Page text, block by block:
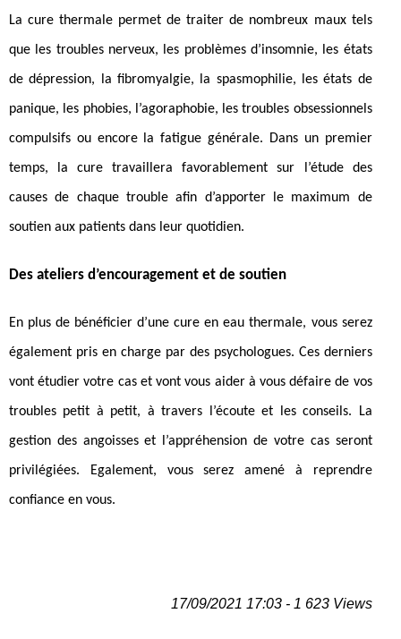
La cure thermale permet de traiter de nombreux maux tels
que les troubles nerveux, les problèmes d’insomnie, les états
de dépression, la fibromyalgie, la spasmophilie, les états de
panique, les phobies, l’agoraphobie, les troubles obsessionnels
compulsifs ou encore la fatigue générale. Dans un premier
temps, la cure travaillera favorablement sur l’étude des
causes de chaque trouble afin d’apporter le maximum de
soutien aux patients dans leur quotidien.
Des ateliers d’encouragement et de soutien
En plus de bénéficier d’une cure en eau thermale, vous serez
également pris en charge par des psychologues. Ces derniers
vont étudier votre cas et vont vous aider à vous défaire de vos
troubles petit à petit, à travers l’écoute et les conseils. La
gestion des angoisses et l’appréhension de votre cas seront
privilégiées. Egalement, vous serez amené à reprendre
confiance en vous.
17/09/2021 17:03 - 1 623 Views